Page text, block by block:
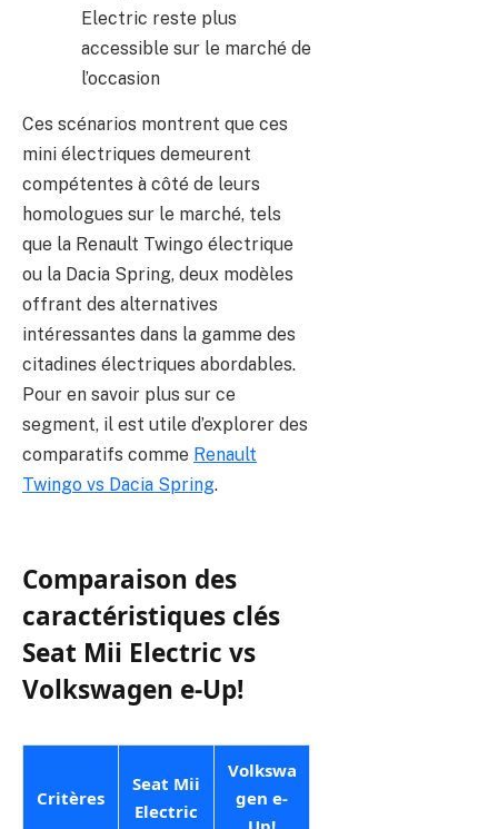
Electric reste plus
accessible sur le marché de
l’occasion
Ces scénarios montrent que ces
mini électriques demeurent
compétentes à côté de leurs
homologues sur le marché, tels
que la Renault Twingo électrique
ou la Dacia Spring, deux modèles
offrant des alternatives
intéressantes dans la gamme des
citadines électriques abordables.
Pour en savoir plus sur ce
segment, il est utile d’explorer des
comparatifs comme Renault
Twingo vs Dacia Spring.
Comparaison des
caractéristiques clés
Seat Mii Electric vs
Volkswagen e-Up!
Critères
Seat Mii
Electric
Volkswa
gen e-